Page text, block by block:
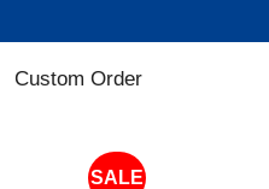
Custom Order
SALE